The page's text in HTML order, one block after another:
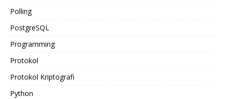
Polling
PostgreSQL
Programming
Protokol
Protokol Kriptografi
Python